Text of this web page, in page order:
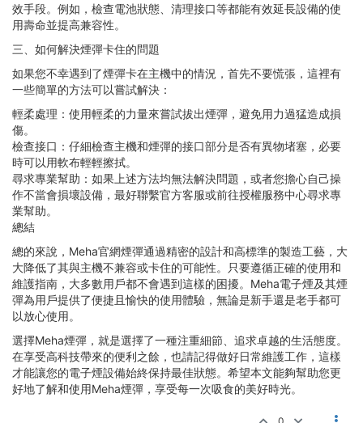
效手段。例如，檢查電池狀態、清理接口等都能有效延長設備的使
用壽命並提高兼容性。
三、如何解決煙彈卡住的問題
如果您不幸遇到了煙彈卡在主機中的情況，首先不要慌張，這裡有
一些簡單的方法可以嘗試解決：
輕柔處理：使用輕柔的力量來嘗試拔出煙彈，避免用力過猛造成損
傷。
檢查接口：仔細檢查主機和煙彈的接口部分是否有異物堵塞，必要
時可以用軟布輕輕擦拭。
尋求專業幫助：如果上述方法均無法解決問題，或者您擔心自己操
作不當會損壞設備，最好聯繫官方客服或前往授權服務中心尋求專
業幫助。
總結
總的來說，Meha官網煙彈通過精密的設計和高標準的製造工藝，大
大降低了其與主機不兼容或卡住的可能性。只要遵循正確的使用和
維護指南，大多數用戶都不會遇到這樣的困擾。Meha電子煙及其煙
彈為用戶提供了便捷且愉快的使用體驗，無論是新手還是老手都可
以放心使用。
選擇Meha煙彈，就是選擇了一種注重細節、追求卓越的生活態度。
在享受高科技帶來的便利之餘，也請記得做好日常維護工作，這樣
才能讓您的電子煙設備始終保持最佳狀態。希望本文能夠幫助您更
好地了解和使用Meha煙彈，享受每一次吸食的美好時光。